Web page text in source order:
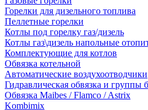
Горелки для дизельного топлива
Пеллетные горелки
Котлы под горелку газ/дизель
Котлы газ\дизель напольные
Комплектующие для котлов
Обвязка котельной
Автоматические воздухоотводчики
Гидравлическая обвязка и группы
Обвязка Maibes / Flamco / Astrix
Kombimix